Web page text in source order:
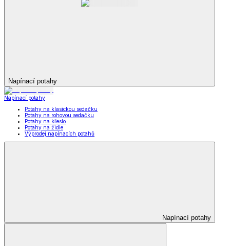
Napínací potahy
Napínací potahy
Potahy na klasickou sedačku
Potahy na rohovou sedačku
Potahy na křeslo
Potahy na židle
Výprodej napínacích potahů
Napínací potahy